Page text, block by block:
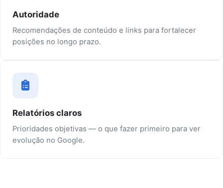
Autoridade
Recomendações de conteúdo e links para fortalecer
posições no longo prazo.
Relatórios claros
Prioridades objetivas — o que fazer primeiro para ver
evolução no Google.